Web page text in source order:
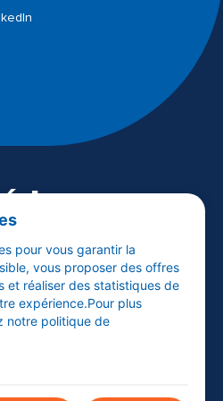
PLUS
pour vous garantir la
vous proposer des offres
et réaliser des statistiques de
expérience.Pour plus
notre politique de